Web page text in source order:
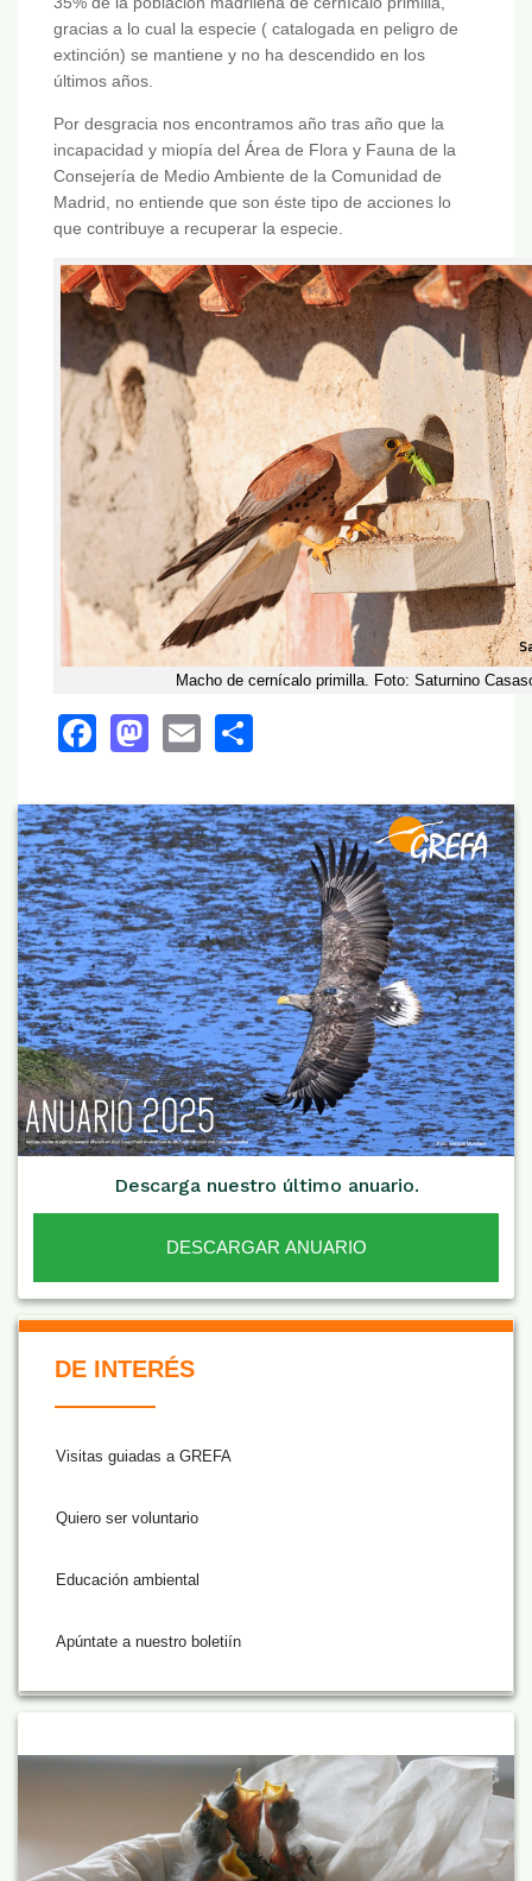
gracias a lo cual la especie ( catalogada en peligro de
extinción) se mantiene y no ha descendido en los
últimos años.
Por desgracia nos encontramos año tras año que la
incapacidad y miopía del Área de Flora y Fauna de la
Consejería de Medio Ambiente de la Comunidad de
Madrid, no entiende que son éste tipo de acciones lo
que contribuye a recuperar la especie.
Macho de cernícalo primilla. Foto: Saturnino
Facebook
Mastodon
Email
Descarga nuestro último anuario.
DESCARGAR ANUARIO
De Interés NARANJA
DE INTERÉS
Visitas guiadas a GREFA
Quiero ser voluntario
Educación ambiental
Apúntate a nuestro boletiín